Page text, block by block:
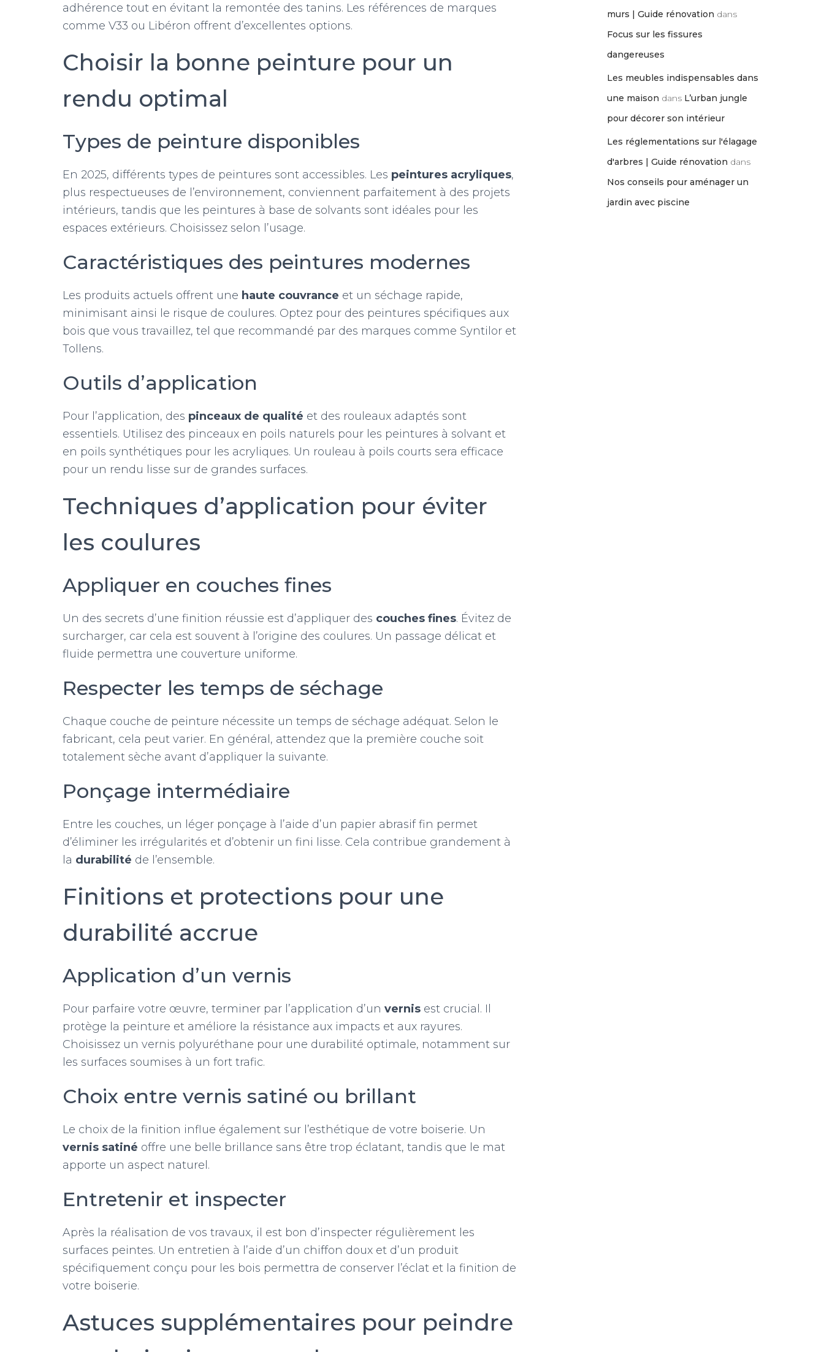
adhérence tout en évitant la remontée des tanins. Les références de marques
comme V33 ou Libéron offrent d’excellentes options.
Choisir la bonne peinture pour un
rendu optimal
Types de peinture disponibles
En 2025, différents types de peintures sont accessibles. Les peintures acryliques,
plus respectueuses de l’environnement, conviennent parfaitement à des projets
intérieurs, tandis que les peintures à base de solvants sont idéales pour les
espaces extérieurs. Choisissez selon l’usage.
Caractéristiques des peintures modernes
Les produits actuels offrent une haute couvrance et un séchage rapide,
minimisant ainsi le risque de coulures. Optez pour des peintures spécifiques aux
bois que vous travaillez, tel que recommandé par des marques comme Syntilor et
Tollens.
Outils d’application
Pour l’application, des pinceaux de qualité et des rouleaux adaptés sont
essentiels. Utilisez des pinceaux en poils naturels pour les peintures à solvant et
en poils synthétiques pour les acryliques. Un rouleau à poils courts sera efficace
pour un rendu lisse sur de grandes surfaces.
Techniques d’application pour éviter
les coulures
Appliquer en couches fines
Un des secrets d’une finition réussie est d’appliquer des couches fines. Évitez de
surcharger, car cela est souvent à l’origine des coulures. Un passage délicat et
fluide permettra une couverture uniforme.
Respecter les temps de séchage
Chaque couche de peinture nécessite un temps de séchage adéquat. Selon le
fabricant, cela peut varier. En général, attendez que la première couche soit
totalement sèche avant d’appliquer la suivante.
Ponçage intermédiaire
Entre les couches, un léger ponçage à l’aide d’un papier abrasif fin permet
d’éliminer les irrégularités et d’obtenir un fini lisse. Cela contribue grandement à
la durabilité de l’ensemble.
Finitions et protections pour une
durabilité accrue
Application d’un vernis
Pour parfaire votre œuvre, terminer par l’application d’un vernis est crucial. Il
protège la peinture et améliore la résistance aux impacts et aux rayures.
Choisissez un vernis polyuréthane pour une durabilité optimale, notamment sur
les surfaces soumises à un fort trafic.
Choix entre vernis satiné ou brillant
Le choix de la finition influe également sur l’esthétique de votre boiserie. Un
vernis satiné offre une belle brillance sans être trop éclatant, tandis que le mat
apporte un aspect naturel.
Entretenir et inspecter
Après la réalisation de vos travaux, il est bon d’inspecter régulièrement les
surfaces peintes. Un entretien à l’aide d’un chiffon doux et d’un produit
spécifiquement conçu pour les bois permettra de conserver l’éclat et la finition de
votre boiserie.
Astuces supplémentaires pour peindre
murs | Guide rénovation dans
Focus sur les fissures
dangereuses
Les meubles indispensables dans
une maison dans L’urban jungle
pour décorer son intérieur
Les réglementations sur l'élagage
d'arbres | Guide rénovation dans
Nos conseils pour aménager un
jardin avec piscine